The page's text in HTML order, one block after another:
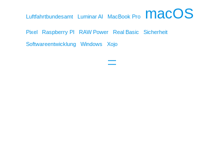
Luftfahrtbundesamt Luminar AI MacBook Pro macOS
Pixel Raspberry PI RAW Power Real Basic
Sicherheit
Softwareentwicklung
Windows Xojo